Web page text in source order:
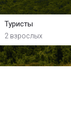
Туристы
2 взрослых